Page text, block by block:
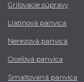
Grilovacie súpravy
Liatinová panvica
Nerezová panvica
Oceľová panvica
Smaltovaná panvica